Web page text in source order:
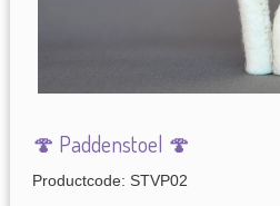
🍄 Paddenstoel 🍄
Productcode: STVP02